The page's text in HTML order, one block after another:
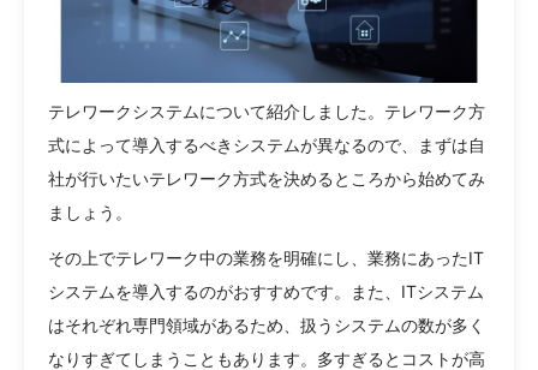
テレワークシステムについて紹介しました。テレワーク方
式によって導入するべきシステムが異なるので、まずは自
社が行いたいテレワーク方式を決めるところから始めてみ
ましょう。
その上でテレワーク中の業務を明確にし、業務にあったIT
システムを導入するのがおすすめです。また、ITシステム
はそれぞれ専門領域があるため、扱うシステムの数が多く
なりすぎてしまうこともあります。多すぎるとコストが高